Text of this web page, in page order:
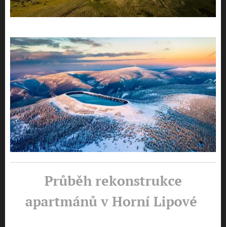
Průběh rekonstrukce
apartmánů v Horní Lipové